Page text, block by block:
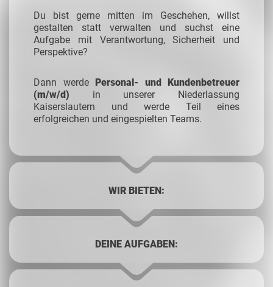
Du bist gerne mitten im Geschehen, willst
gestalten statt verwalten und suchst eine
Aufgabe mit Verantwortung, Sicherheit und
Perspektive?
Dann werde Personal- und Kundenbetreuer
(m/w/d) in unserer Niederlassung
Kaiserslautern und werde Teil eines
erfolgreichen und eingespielten Teams.
WIR BIETEN:
DEINE AUFGABEN: